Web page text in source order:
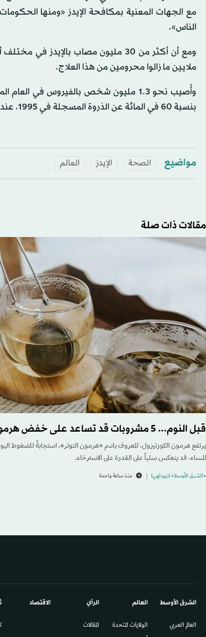
مع الجهات المعنية بمكافحة الإيدز «ومنها
الناس».
ملايين ما زالوا محرومين من هذا العلاج.
بنسبة 60 في المائة عن الذروة المسجلة في 1995، عندما أُصيب 3.3 مليون شخص بفيروس نقص المناعة البشرية.
مواضيع الصحة الإيدز العالم
مقالات ذات صلة
قبل النوم... 5 مشروبات قد تساعد على خفض هرمون التوتر
يرتفع هرمون الكورتيزول، المعروف باسم «هرمون التوتر»، استجابةً للضغوط
المساء، قد ينعكس سلباً على القدرة على الاسترخاء.
«الشرق الأوسط» (نيودلهي) منذ ساعة واحدة
الشرق الأوسط​
العالم العربي
العالم
الولايات المتحدة
الرأي
المقالات
الاقتصاد